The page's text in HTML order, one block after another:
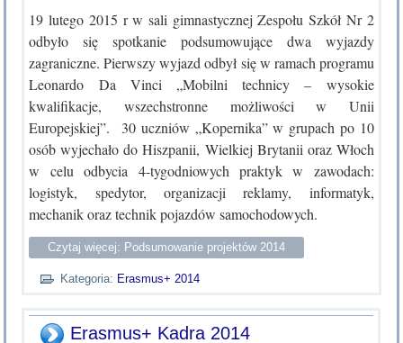
19 lutego 2015 r w sali gimnastycznej Zespołu Szkół Nr 2
odbyło się spotkanie podsumowujące dwa wyjazdy
zagraniczne. Pierwszy wyjazd odbył się w ramach programu
Leonardo Da Vinci „Mobilni technicy – wysokie
kwalifikacje, wszechstronne możliwości w Unii
Europejskiej”. 30 uczniów „Kopernika” w grupach po 10
osób wyjechało do Hiszpanii, Wielkiej Brytanii oraz Włoch
w celu odbycia 4-tygodniowych praktyk w zawodach:
logistyk, spedytor, organizacji reklamy, informatyk,
mechanik oraz technik pojazdów samochodowych.
Czytaj więcej: Podsumowanie projektów 2014
Kategoria: Erasmus+ 2014
Erasmus+ Kadra 2014